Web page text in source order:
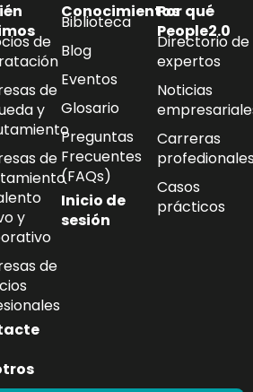
de
de
y
de
y
de
Conocimientos
Biblioteca
Blog
Eventos
Glosario
Preguntas
Frecuentes
(FAQs)
Inicio de
sesión
Por qué
People2.0
Directorio de
expertos
Noticias
Carreras
Casos
prácticos